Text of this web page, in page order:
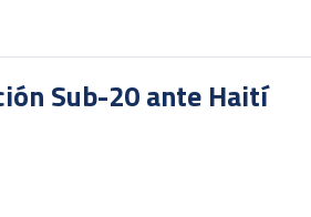
Sub-20 ante Haití